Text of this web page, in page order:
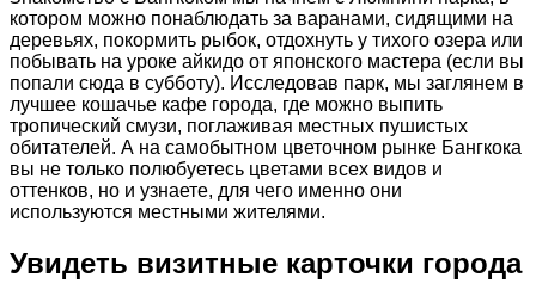
котором можно понаблюдать за варанами, сидящими на
деревьях, покормить рыбок, отдохнуть у тихого озера или
побывать на уроке айкидо от японского мастера (если вы
попали сюда в субботу). Исследовав парк, мы заглянем в
лучшее кошачье кафе города, где можно выпить
тропический смузи, поглаживая местных пушистых
обитателей. А на самобытном цветочном рынке Бангкока
вы не только полюбуетесь цветами всех видов и
оттенков, но и узнаете, для чего именно они
используются местными жителями.
Увидеть визитные карточки города